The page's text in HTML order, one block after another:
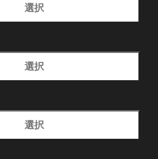
選択
選択
選択